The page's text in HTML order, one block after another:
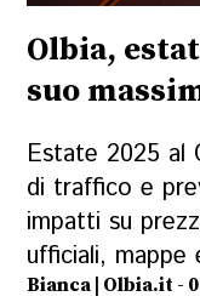
Olbia,
suo
Estate 2025 al
di traffico e
impatti su
ufficiali, mappe
Bianca | Olbia.it -